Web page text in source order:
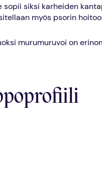
sopii siksi karheiden
myös psorin
murumuruvoi on